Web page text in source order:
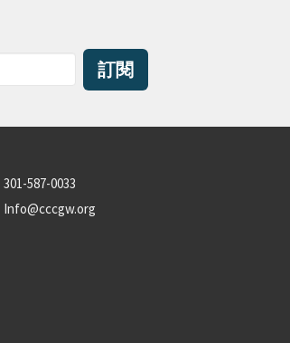
訂閱
301-587-0033
Info@cccgw.org